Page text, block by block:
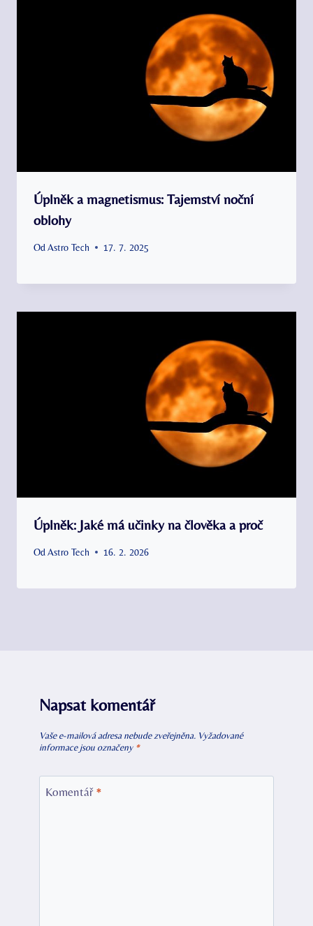
Úplněk a magnetismus: Tajemství noční
oblohy
Od Astro Tech 17. 7. 2025
Úplněk: Jaké má učinky na člověka a proč
Od Astro Tech 16. 2. 2026
Napsat komentář
Vaše e-mailová adresa nebude zveřejněna. Vyžadované
informace jsou označeny *
Komentář *